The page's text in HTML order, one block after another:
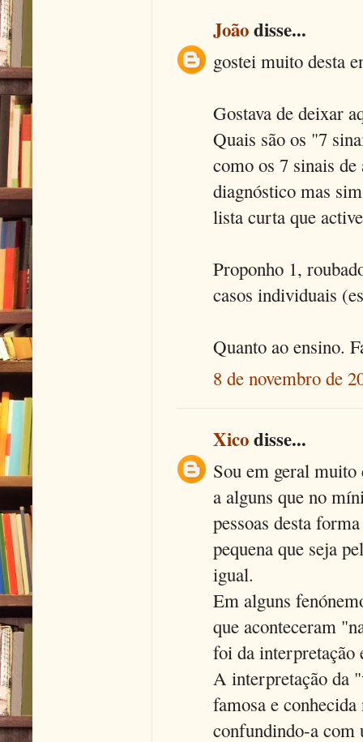
Joãodisse...
gostei muito desta
Gostava de deixar
Quais são os "7
como os 7 sinais
diagnóstico mas
lista curta que
Proponho 1,
casos individuais
Quanto ao ensino.
8 de novembro de
Xicodisse...
Sou em geral muito
a alguns que no
pessoas desta
pequena que seja
igual.
Em alguns
que aconteceram
foi da interpretação
A interpretação da
famosa e
confundindo-a com